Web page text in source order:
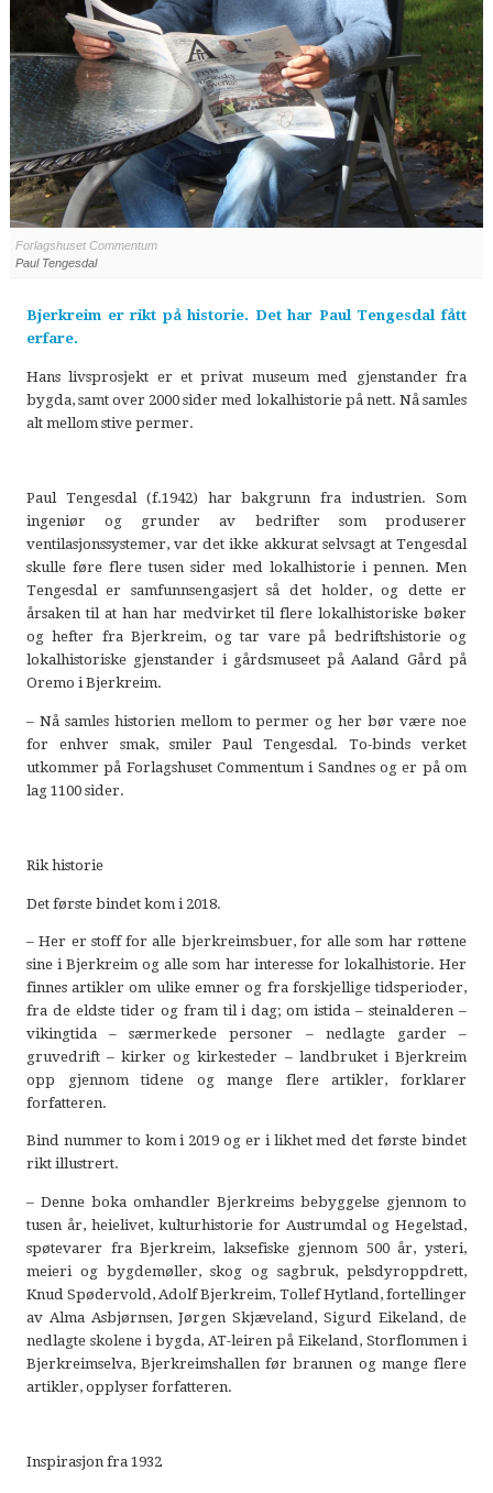
Forlagshuset Commentum
Paul Tengesdal
Bjerkreim er rikt på historie. Det har Paul Tengesdal fått
erfare.
Hans livsprosjekt er et privat museum med gjenstander fra
bygda, samt over 2000 sider med lokalhistorie på nett. Nå samles
alt mellom stive permer.
Paul Tengesdal (f.1942) har bakgrunn fra industrien. Som
ingeniør og grunder av bedrifter som produserer
ventilasjonssystemer, var det ikke akkurat selvsagt at Tengesdal
skulle føre flere tusen sider med lokalhistorie i pennen. Men
Tengesdal er samfunnsengasjert så det holder, og dette er
årsaken til at han har medvirket til flere lokalhistoriske bøker
og hefter fra Bjerkreim, og tar vare på bedriftshistorie og
lokalhistoriske gjenstander i gårdsmuseet på Aaland Gård på
Oremo i Bjerkreim.
– Nå samles historien mellom to permer og her bør være noe
for enhver smak, smiler Paul Tengesdal. To-binds verket
utkommer på Forlagshuset Commentum i Sandnes og er på om
lag 1100 sider.
Rik historie
Det første bindet kom i 2018.
– Her er stoff for alle bjerkreimsbuer, for alle som har røttene
sine i Bjerkreim og alle som har interesse for lokalhistorie. Her
finnes artikler om ulike emner og fra forskjellige tidsperioder,
fra de eldste tider og fram til i dag; om istida – steinalderen –
vikingtida – særmerkede personer – nedlagte garder –
gruvedrift – kirker og kirkesteder – landbruket i Bjerkreim
opp gjennom tidene og mange flere artikler, forklarer
forfatteren.
Bind nummer to kom i 2019 og er i likhet med det første bindet
rikt illustrert.
– Denne boka omhandler Bjerkreims bebyggelse gjennom to
tusen år, heielivet, kulturhistorie for Austrumdal og Hegelstad,
spøtevarer fra Bjerkreim, laksefiske gjennom 500 år, ysteri,
meieri og bygdemøller, skog og sagbruk, pelsdyroppdrett,
Knud Spødervold, Adolf Bjerkreim, Tollef Hytland, fortellinger
av Alma Asbjørnsen, Jørgen Skjæveland, Sigurd Eikeland, de
nedlagte skolene i bygda, AT-leiren på Eikeland, Storflommen i
Bjerkreimselva, Bjerkreimshallen før brannen og mange flere
artikler, opplyser forfatteren.
Inspirasjon fra 1932